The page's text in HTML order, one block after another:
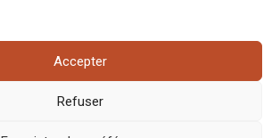
Accepter
Refuser